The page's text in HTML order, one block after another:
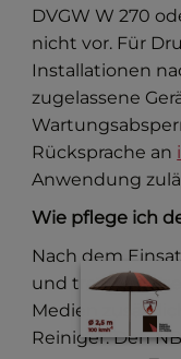
DVGW W 270
nicht vor. Für
Installationen
zugelassene
Rücksprache an
Anwendung
Wie pflege ich
Nach dem
und trocken
Medien
Reiniger. Den